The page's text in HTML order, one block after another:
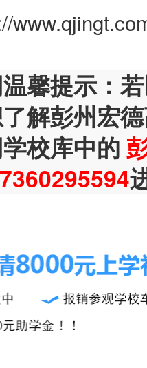
馨提示：
解彭州宏
校库中的